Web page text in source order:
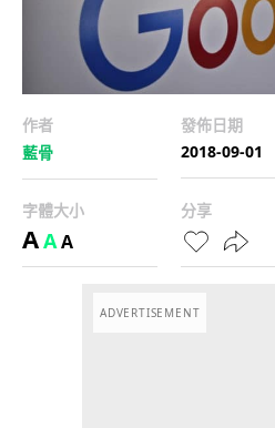
作者
藍骨
發佈日期
2018-09-01
字體大小
AAA
分享
ADVERTISEMENT